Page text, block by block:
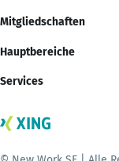
Mitgliedschaften
Hauptbereiche
Services